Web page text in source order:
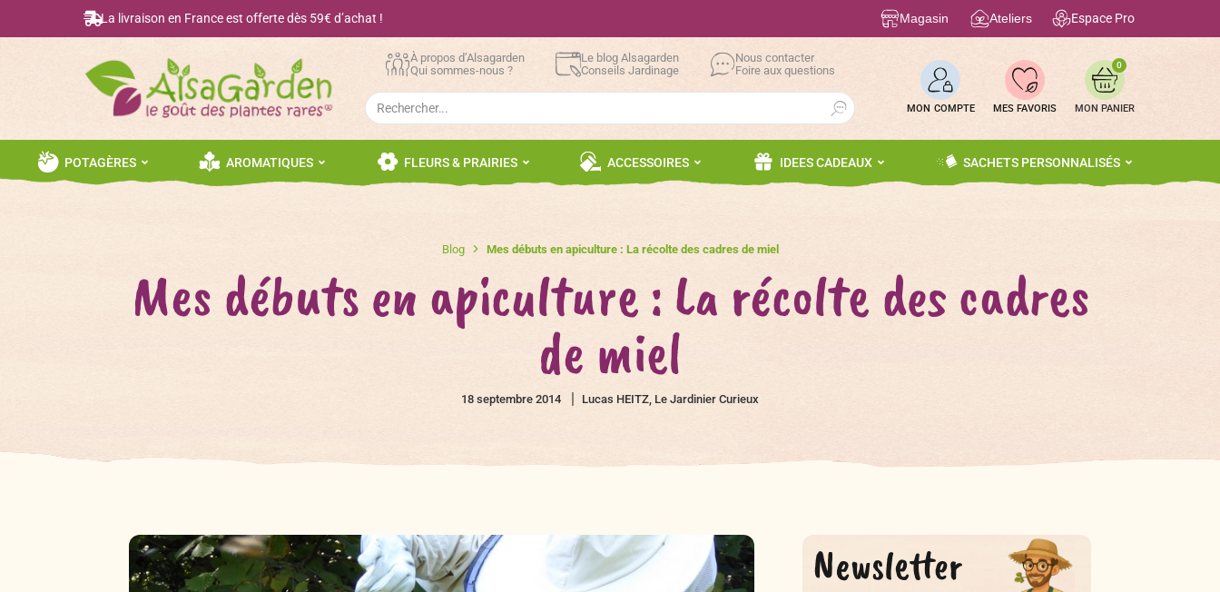
La livraison en France est offerte dès 59€ d’achat ! Magasin Ateliers Espace Pro
À propos d’Alsagarden
Qui sommes-nous ?
Le blog Alsagarden
Conseils Jardinage
Nous contacter
Foire aux questions
Search
for:
Search Button
MON COMPTE MES FAVORIS
0
POTAGÈRES AROMATIQUES FLEURS & PRAIRIES ACCESSOIRES IDEES CADEAUX SACHETS PERSONNALISÉS
Blog Mes débuts en apiculture : La récolte des cadres de miel
Mes débuts en apiculture : La récolte des cadres
de miel
18 septembre 2014 Lucas HEITZ, Le Jardinier Curieux
Newsletter